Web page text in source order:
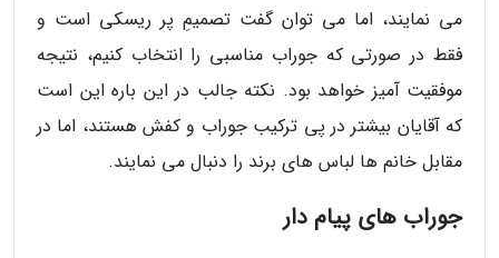
می نمایند، اما می توان گفت تصمیمِ پر ریسکی است و
فقط در صورتی که جوراب مناسبی را انتخاب کنیم، نتیجه
موفقیت آمیز خواهد بود. نکته جالب در این باره این است
که آقایان بیشتر در پی ترکیب جوراب و کفش هستند، اما در
مقابل خانم ها لباس های برند را دنبال می نمایند.
جوراب های پیام دار